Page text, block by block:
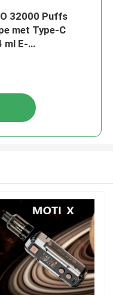
32000 Puffs
met Type-C
ml E-